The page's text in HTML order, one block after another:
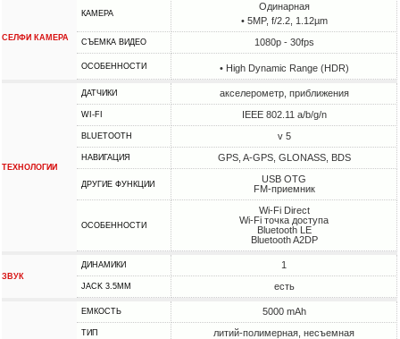
СЕЛФИ КАМЕРА
КАМЕРА
Одинарная
• 5MP, f/2.2, 1.12µm
СЪЕМКА ВИДЕО 1080p - 30fps
ОСОБЕННОСТИ • High Dynamic Range (HDR)
ТЕХНОЛОГИИ
ДАТЧИКИ акселерометр, приближения
WI-FI IEEE 802.11 a/b/g/n
BLUETOOTH v 5
НАВИГАЦИЯ GPS, A-GPS, GLONASS, BDS
ДРУГИЕ ФУНКЦИИ
USB OTG
FM-приемник
ОСОБЕННОСТИ
Wi-Fi Direct
Wi-Fi точка доступа
Bluetooth LE
Bluetooth A2DP
ЗВУК
ДИНАМИКИ 1
JACK 3.5MM есть
ЕМКОСТЬ 5000 mAh
ТИП литий-полимерная, несъемная